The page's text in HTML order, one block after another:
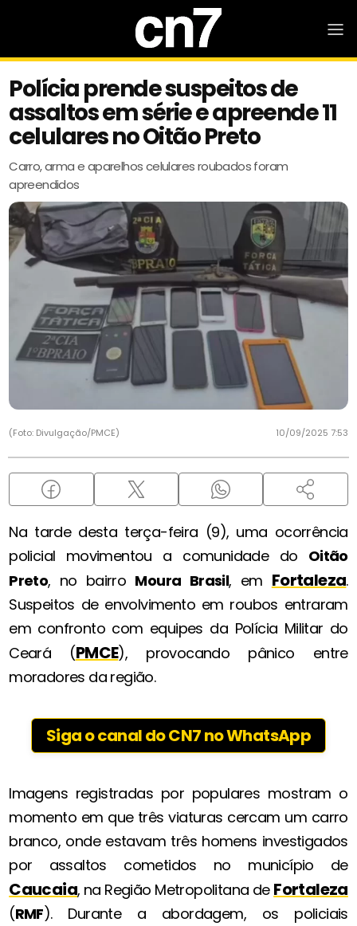
Polícia prende suspeitos de
assaltos em série e apreende 11
celulares no Oitão Preto
Carro, arma e aparelhos celulares roubados foram
apreendidos
(Foto: Divulgação/PMCE) 10/09/2025 7:53
Na tarde desta terça-feira (9), uma ocorrência
policial movimentou a comunidade do Oitão
Preto, no bairro Moura Brasil, em Fortaleza.
Suspeitos de envolvimento em roubos entraram
em confronto com equipes da Polícia Militar do
Ceará (PMCE), provocando pânico entre
moradores da região.
Siga o canal do CN7 no WhatsApp
Imagens registradas por populares mostram o
momento em que três viaturas cercam um carro
branco, onde estavam três homens investigados
por assaltos cometidos no município de
Caucaia, na Região Metropolitana de Fortaleza
(RMF). Durante a abordagem, os policiais